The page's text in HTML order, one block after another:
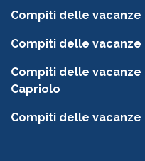
Compiti delle vacanze
Compiti delle vacanze
Compiti delle
Capriolo
Compiti delle